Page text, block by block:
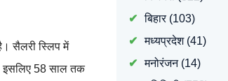
सैलरी स्लिप में
इसलिए 58 साल तक
बिहार(103)
मध्यप्रदेश(41)
मनोरंजन(14)